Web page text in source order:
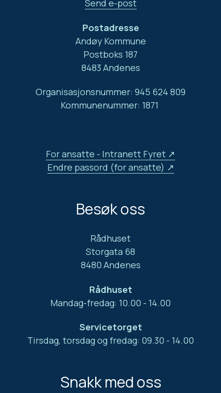
Send e-post
Postadresse
Andøy Kommune
Postboks 187
8483 Andenes
Organisasjonsnummer: 945 624 809
Kommunenummer: 1871
For ansatte - Intranett Fyret
Endre passord (for ansatte)
Besøk oss
Rådhuset
Storgata 68
8480 Andenes
Rådhuset
Mandag-fredag: 10.00 - 14.00
Servicetorget
Tirsdag, torsdag og fredag: 09.30 - 14.00
Snakk med oss